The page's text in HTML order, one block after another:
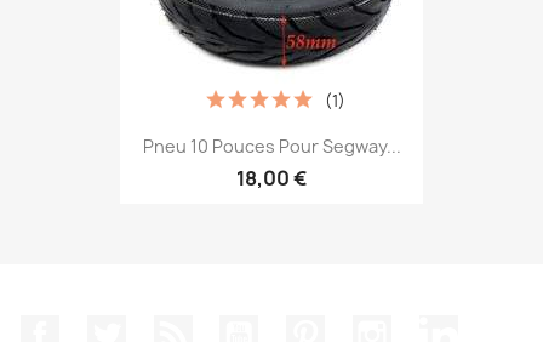
Pneu 10 Pouces Pour Segway...
18,00 €
(1)